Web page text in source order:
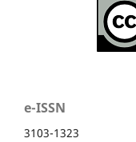
e-ISSN
3103-1323